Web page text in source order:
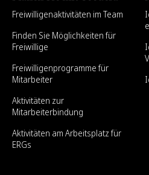
Freiwilligenaktivitäten im Team
Finden Sie Möglichkeiten für
Freiwillige
Freiwilligenprogramme für
Mitarbeiter
Aktivitäten zur
Mitarbeiterbindung
Aktivitäten am Arbeitsplatz für
ERGs